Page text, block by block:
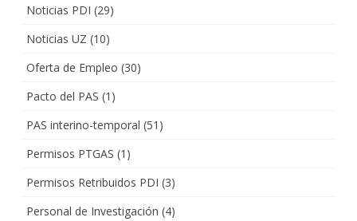
Noticias PDI (29)
Noticias UZ (10)
Oferta de Empleo (30)
Pacto del PAS (1)
PAS interino-temporal (51)
Permisos PTGAS (1)
Permisos Retribuidos PDI (3)
Personal de Investigación (4)